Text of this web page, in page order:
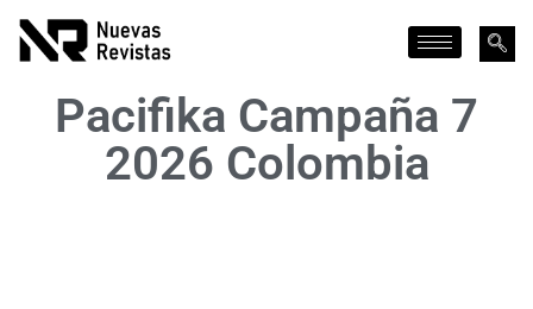
Pacifika Campaña 7
2026 Colombia